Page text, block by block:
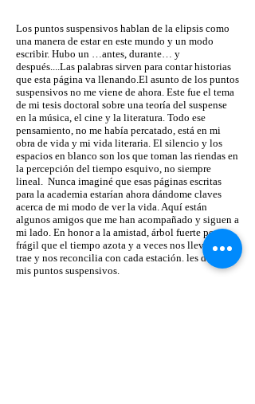
Los puntos suspensivos hablan de la elipsis como
una manera de estar en este mundo y un modo
escribir. Hubo un …antes, durante… y
después....Las palabras sirven para contar historias
que esta página va llenando.El asunto de los puntos
suspensivos no me viene de ahora. Este fue el tema
de mi tesis doctoral sobre una teoría del suspense
en la música, el cine y la literatura. Todo ese
pensamiento, no me había percatado, está en mi
obra de vida y mi vida literaria. El silencio y los
espacios en blanco son los que toman las riendas en
la percepción del tiempo esquivo, no siempre
lineal. Nunca imaginé que esas páginas escritas
para la academia estarían ahora dándome claves
acerca de mi modo de ver la vida. Aquí están
algunos amigos que me han acompañado y siguen a
mi lado. En honor a la amistad, árbol fuerte pero
frágil que el tiempo azota y a veces nos lleva y nos
trae y nos reconcilia con cada estación. les dedico
mis puntos suspensivos.